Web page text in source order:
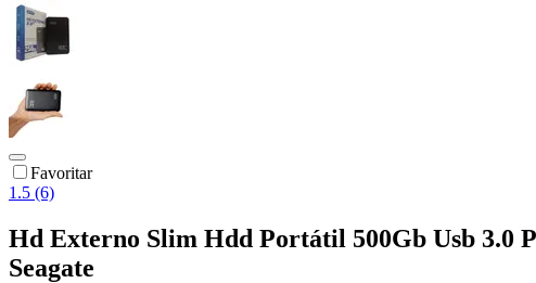
Favoritar
1.5 (6)
Hd Externo Slim Hdd Portátil 500Gb Usb 3.0
Seagate